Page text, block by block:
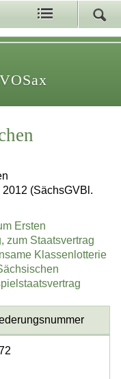
(SächsGVBl.
Ersten
zum Staatsvertrag
Klassenlotterie